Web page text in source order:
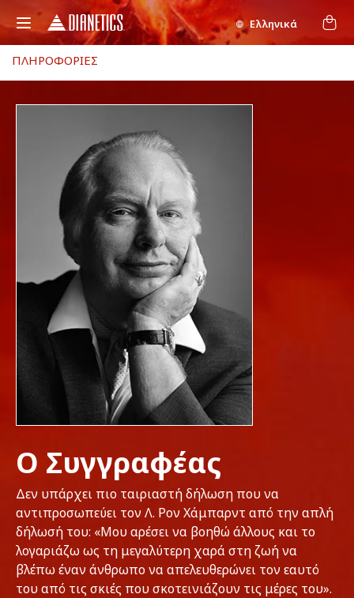
Ελληνικά
ΠΛΗΡΟΦΟΡΙΕΣ
Ο Συγγραφέας
Δεν υπάρχει πιο ταιριαστή δήλωση που να
αντιπροσωπεύει τον Λ. Ρον Χάμπαρντ από την απλή
δήλωσή του: «Μου αρέσει να βοηθώ άλλους και το
λογαριάζω ως τη μεγαλύτερη χαρά στη ζωή να
βλέπω έναν άνθρωπο να απελευθερώνει τον εαυτό
του από τις σκιές που σκοτεινιάζουν τις μέρες του».